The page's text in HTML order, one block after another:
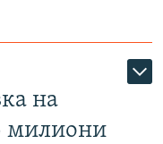
на
милиони